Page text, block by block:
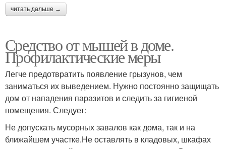
читать дальше →
Средство от мышей в доме.
Профилактические меры
Легче предотвратить появление грызунов, чем
заниматься их выведением. Нужно постоянно защищать
дом от нападения паразитов и следить за гигиеной
помещения. Следует:
Не допускать мусорных завалов как дома, так и на
ближайшем участке.Не оставлять в кладовых, шкафах